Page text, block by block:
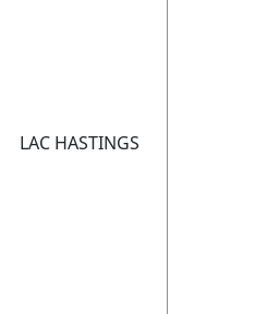
LAC HASTINGS